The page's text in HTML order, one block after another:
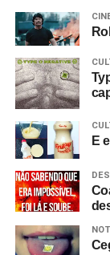
Foi muito forte,
vermelho, foi
interior, de cada
olha isso que tá
E